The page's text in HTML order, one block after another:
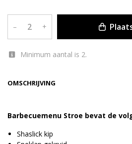
OMSCHRIJVING
Barbecuemenu Stroe bevat de
Shaslick kip
– +
Minimum aantal is 2.